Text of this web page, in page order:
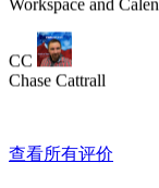
查看所有评价